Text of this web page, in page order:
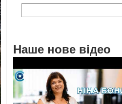
Наше нове відео